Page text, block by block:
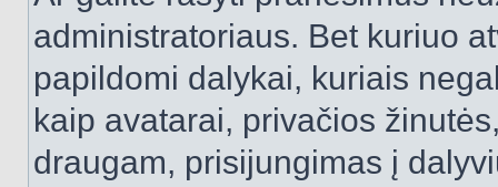
administratoriaus. Bet kuriuo
papildomi dalykai, kuriais
kaip avatarai, privačios
draugam, prisijungimas į